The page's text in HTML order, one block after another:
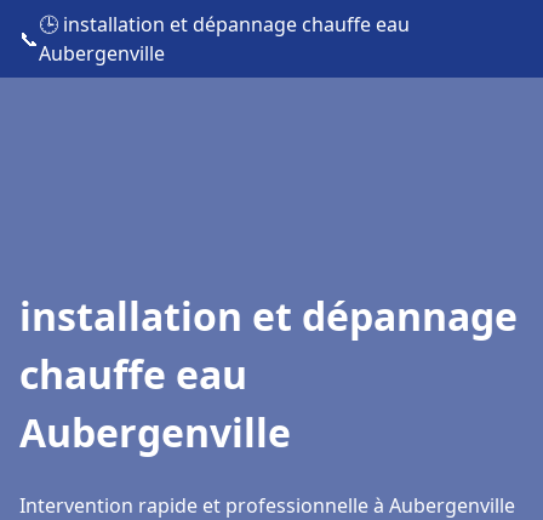
📞
🕒 installation et dépannage chauffe eau
Aubergenville
installation et dépannage
chauffe eau
Aubergenville
Intervention rapide et professionnelle à Aubergenville